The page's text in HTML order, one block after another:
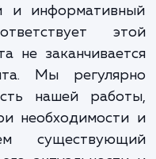
целевой
Это помогает
клиентов, и
это для